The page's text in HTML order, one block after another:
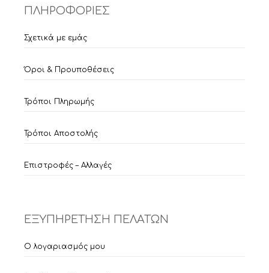
ΠΛΗΡΟΦΟΡΙΕΣ
Σχετικά με εμάς
Όροι & Προυποθέσεις
Τρόποι Πληρωμής
Τρόποι Αποστολής
Επιστροφές – Αλλαγές
ΕΞΥΠΗΡΕΤΗΣΗ ΠΕΛΑΤΩΝ
Ο λογαριασμός μου